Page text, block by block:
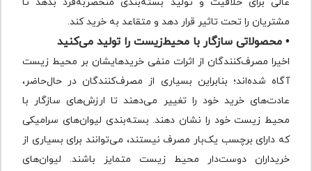
مشتریان را تحت تاثیر قرار دهد و متقاعد به خرید کند.
• محصولاتی سازگار با محیط‌زیست را تولید می‌کنید
اخیرا مصرف‌کنندگان از اثرات منفی خریدهایشان بر محیط زیست
آگاه شده‌اند؛ بنابراین بسیاری از مصرف‌کنندگان در حال‌حاضر،
عادت‌های خرید خود را تغییر می‌دهند تا ارزش‌های سازگار با
محیط‌ زیست خود را نشان دهند. بسته‌بندی لیوان‌های سرامیکی
که دارای برچسب یک‌بار مصرف نیستند، می‌توانند برای بسیاری از
خریداران دوست‌دار محیط ‌زیست متمایز باشند. لیوان‌های